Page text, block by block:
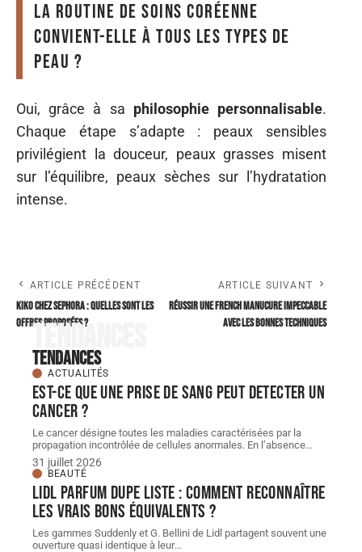
La routine de soins coréenne
convient-elle à tous les types de
peau ?
Oui, grâce à sa philosophie personnalisable.
Chaque étape s’adapte : peaux sensibles
privilégient la douceur, peaux grasses misent
sur l’équilibre, peaux sèches sur l’hydratation
intense.
ARTICLE PRÉCÉDENT
Kiko chez Sephora : Quelles sont les
offres proposées ?
ARTICLE SUIVANT
Réussir une french manucure impeccable
avec les bonnes techniques
Tendances
Tendances
ACTUALITÉS
Est-ce que une prise de sang peut detecter un
cancer ?
Le cancer désigne toutes les maladies caractérisées par la
propagation incontrôlée de cellules anormales. En l’absence…
31 juillet 2026
BEAUTÉ
Lidl parfum dupe Liste : comment reconnaître
les vrais bons équivalents ?
Les gammes Suddenly et G. Bellini de Lidl partagent souvent une
ouverture quasi identique à leur…